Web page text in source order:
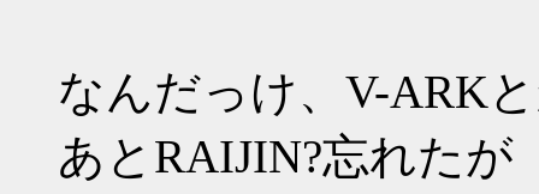
なんだっけ、V-ARK
あとRAIJIN?忘れたが